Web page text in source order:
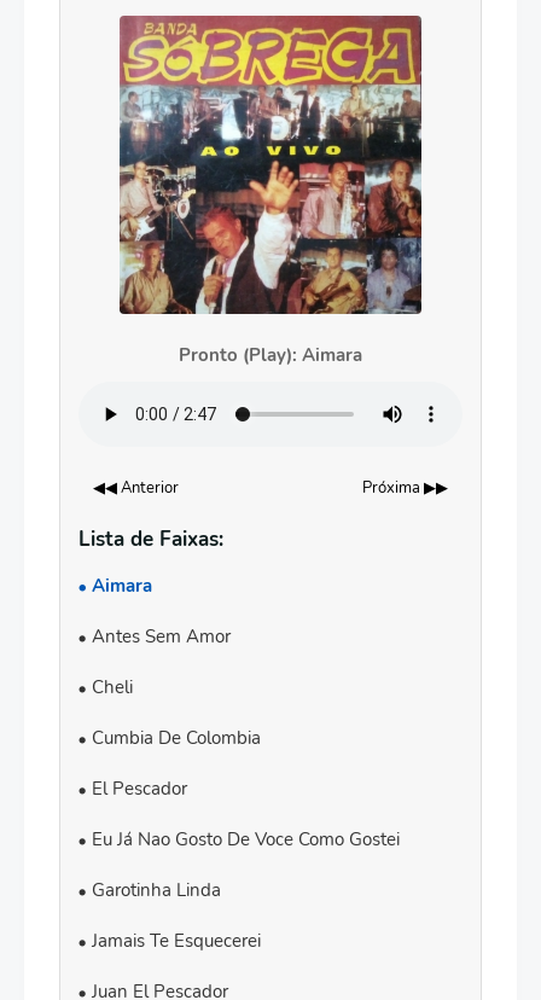
Pronto (Play): Aimara
◀◀ Anterior Próxima ▶▶
Lista de Faixas:
Aimara
Antes Sem Amor
Cheli
Cumbia De Colombia
El Pescador
Eu Já Nao Gosto De Voce Como Gostei
Garotinha Linda
Jamais Te Esquecerei
Juan El Pescador